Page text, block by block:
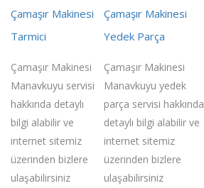
Çamaşır Makinesi
Tarmici
Çamaşır Makinesi
Manavkuyu servisi
hakkında detaylı
bilgi alabilir ve
internet sitemiz
üzerinden bizlere
ulaşabilirsiniz
Çamaşır Makinesi
Yedek Parça
Çamaşır Makinesi
Manavkuyu yedek
parça servisi hakkında
detaylı bilgi alabilir ve
internet sitemiz
üzerinden bizlere
ulaşabilirsiniz